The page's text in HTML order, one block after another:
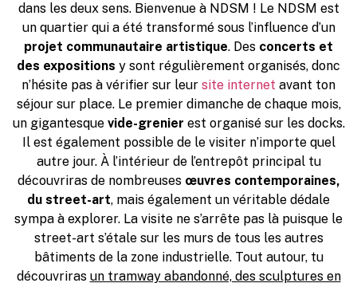
dans les deux sens. Bienvenue à NDSM ! Le NDSM est
un quartier qui a été transformé sous l’influence d’un
projet communautaire artistique. Des concerts et
des expositions y sont régulièrement organisés, donc
n’hésite pas à vérifier sur leur site internet avant ton
séjour sur place. Le premier dimanche de chaque mois,
un gigantesquevide-grenier est organisé sur les docks.
Il est également possible de le visiter n’importe quel
autre jour. À l’intérieur de l’entrepôt principal tu
découvriras de nombreuses œuvres contemporaines,
du street-art, mais également un véritable dédale
sympa à explorer. La visite ne s’arrête pas là puisque le
street-art s’étale sur les murs de tous les autres
bâtiments de la zone industrielle. Tout autour, tu
découvriras un tramway abandonné, des sculptures en